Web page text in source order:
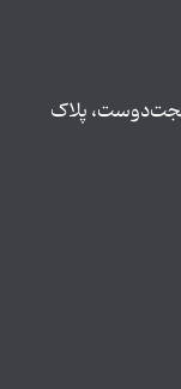
حجت‌دوست، پلاک